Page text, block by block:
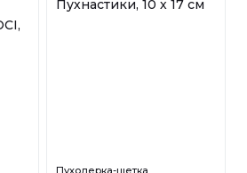
Пуходерка-щетка